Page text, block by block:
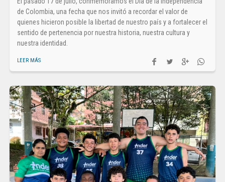
de Colombia, una fecha que nos invitó a recordar el valor de
quienes hicieron posible la libertad de nuestro país y a fortalecer el
sentido de pertenencia por nuestra historia, nuestra cultura y
nuestra identidad.
LEER MÁS